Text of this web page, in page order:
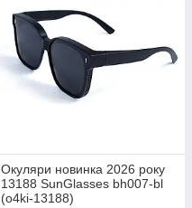
Окуляри новинка 2026 року
13188 SunGlasses bh007-bl
(o4ki-13188)